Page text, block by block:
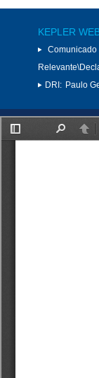
KEPLER
DRI: Paulo